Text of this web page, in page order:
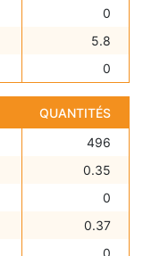
0
5.8
0
QUANTITÉS
496
0.35
0
0.37